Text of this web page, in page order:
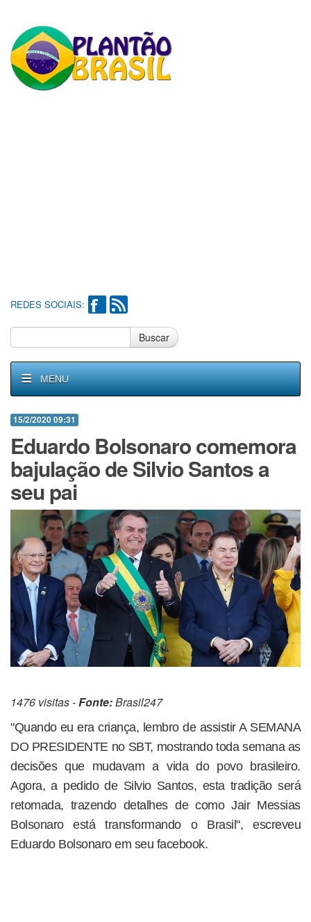
REDES SOCIAIS:
Buscar
MENU
15/2/2020 09:31
Eduardo Bolsonaro comemora
bajulação de Silvio Santos a
seu pai
1476 visitas -Fonte:Brasil247
"Quando eu era criança, lembro de assistir A SEMANA
DO PRESIDENTE no SBT, mostrando toda semana as
decisões que mudavam a vida do povo brasileiro.
Agora, a pedido de Silvio Santos, esta tradição será
retomada, trazendo detalhes de como Jair Messias
Bolsonaro está transformando o Brasil", escreveu
Eduardo Bolsonaro em seu facebook.